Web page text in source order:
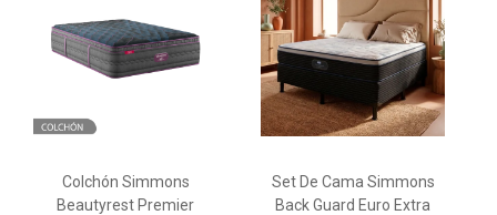
Colchón Simmons
Beautyrest Premier
Set De Cama Simmons
Back Guard Euro Extra